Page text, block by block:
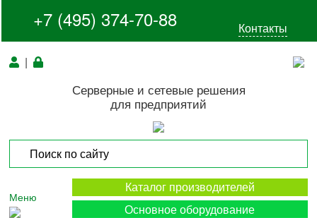
+7 (495) 374-70-88 Контакты
|
Серверные и сетевые решения
для предприятий
Меню
Каталог производителей
Основное оборудование